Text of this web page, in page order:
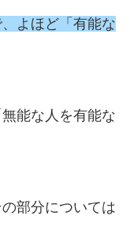
よほど「有能な
能な人を有能な
部分については